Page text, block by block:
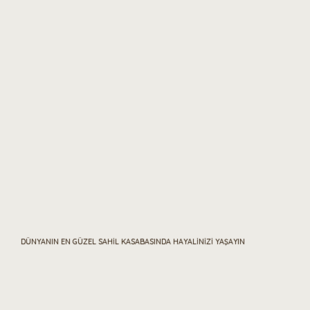
DÜNYANIN EN GÜZEL SAHİL KASABASINDA HAYALİNİZİ YAŞAYIN